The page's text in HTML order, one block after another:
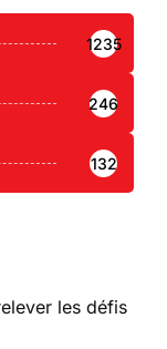
1235
246
132
les défis